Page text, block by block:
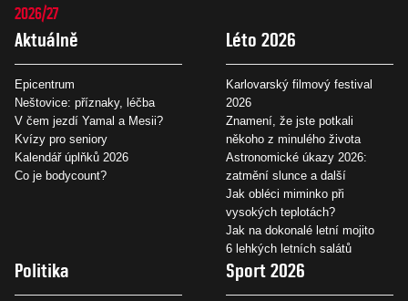
2026/27
Aktuálně
Epicentrum
Neštovice: příznaky, léčba
V čem jezdí Yamal a Mesii?
Kvízy pro seniory
Kalendář úplňků 2026
Co je bodycount?
Léto 2026
Karlovarský filmový festival
2026
Znamení, že jste potkali
někoho z minulého života
Astronomické úkazy 2026:
zatmění slunce a další
Jak obléci miminko při
vysokých teplotách?
Jak na dokonalé letní mojito
6 lehkých letních salátů
Politika Sport 2026